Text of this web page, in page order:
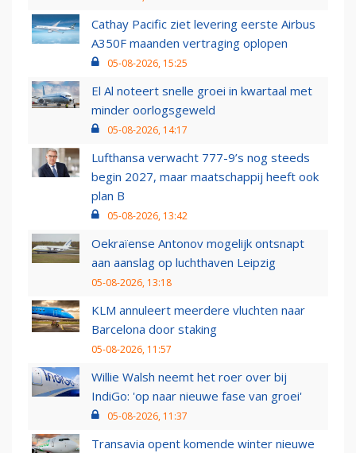
Cathay Pacific ziet levering eerste Airbus
A350F maanden vertraging oplopen
05-08-2026, 15:25
El Al noteert snelle groei in kwartaal met
minder oorlogsgeweld
05-08-2026, 14:17
Lufthansa verwacht 777-9’s nog steeds
begin 2027, maar maatschappij heeft ook
plan B
05-08-2026, 13:42
Oekraïense Antonov mogelijk ontsnapt
aan aanslag op luchthaven Leipzig
05-08-2026, 13:18
KLM annuleert meerdere vluchten naar
Barcelona door staking
05-08-2026, 11:57
Willie Walsh neemt het roer over bij
IndiGo: 'op naar nieuwe fase van groei'
05-08-2026, 11:37
Transavia opent komende winter nieuwe